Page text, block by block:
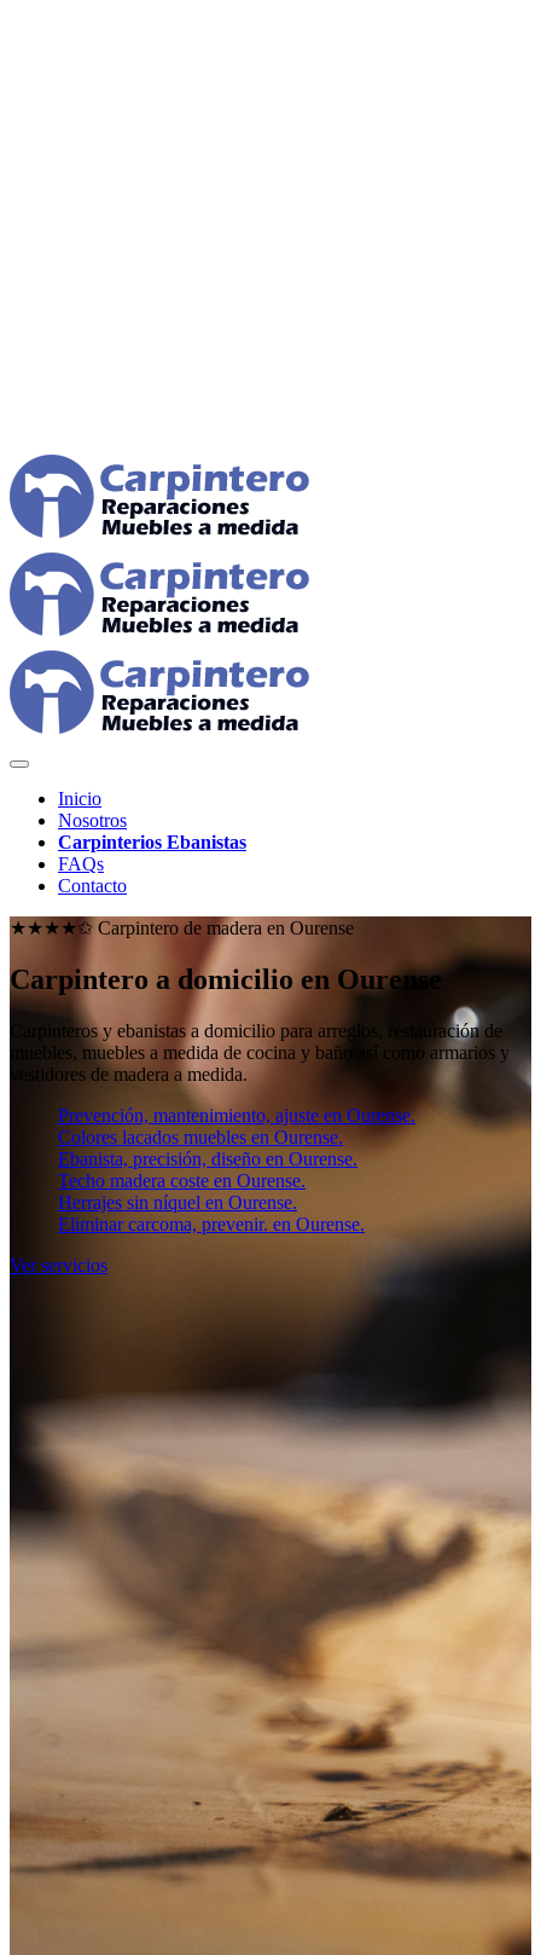
Inicio
Nosotros
Carpinterios Ebanistas
FAQs
Contacto
★★★★✩ Carpintero de madera en Ourense
Carpintero a domicilio en Ourense
Carpinteros y ebanistas a domicilio para arreglos, restauración de
muebles, muebles a medida de cocina y baño así como armarios y
vestidores de madera a medida.
Prevención, mantenimiento, ajuste en Ourense.
Colores lacados muebles en Ourense.
Ebanista, precisión, diseño en Ourense.
Techo madera coste en Ourense.
Herrajes sin níquel en Ourense.
Eliminar carcoma, prevenir. en Ourense.
Ver servicios